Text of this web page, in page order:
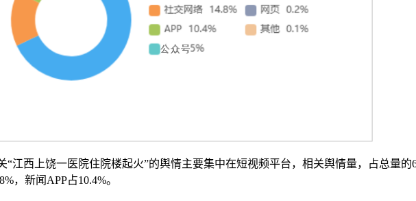
“江西上饶一医院住院楼起火”的舆情主要集中在短视频平台，相关舆情量，占总量的
，新闻APP占10.4%。